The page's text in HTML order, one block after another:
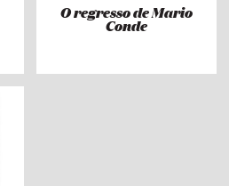
O regresso de Mario
Conde